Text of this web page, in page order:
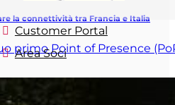
Customer Portal
Area Soci
la connettività tra Francia e Italia
primo Point of Presence